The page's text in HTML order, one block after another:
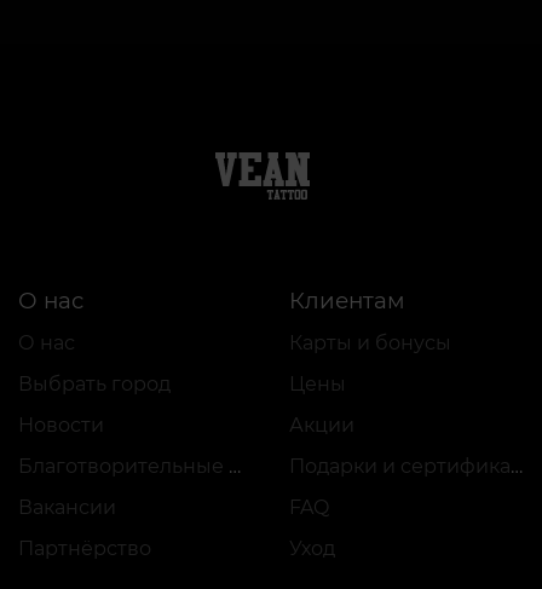
О нас
О нас
Выбрать город
Новости
Благотворительные проекты
Вакансии
Партнёрство
Клиентам
Карты и бонусы
Цены
Акции
Подарки и сертификаты
FAQ
Уход